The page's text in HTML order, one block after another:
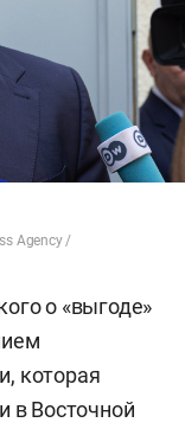
Agency /
о «выгоде»
которая
в Восточной